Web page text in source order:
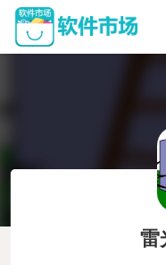
雷